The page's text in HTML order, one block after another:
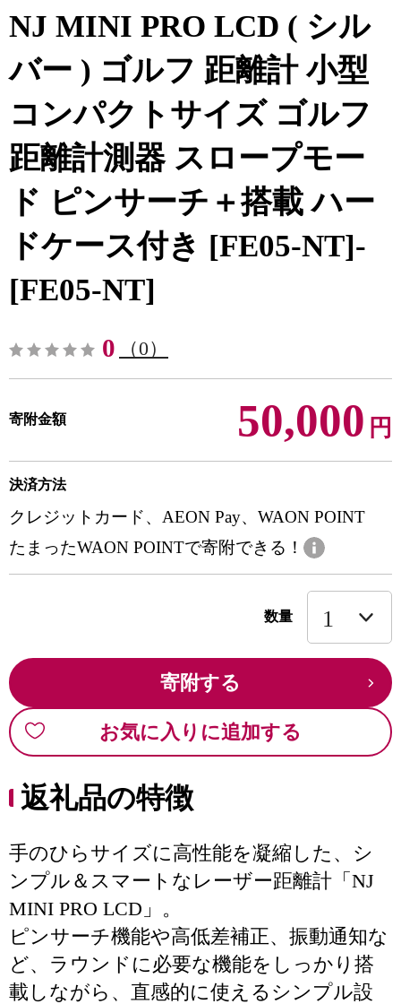
NJ MINI PRO LCD ( シル
バー ) ゴルフ 距離計 小型
コンパクトサイズ ゴルフ
距離計測器 スロープモー
ド ピンサーチ＋搭載 ハー
ドケース付き [FE05-NT]-
[FE05-NT]
0 （0）
寄附金額 50,000 円
決済方法
クレジットカード、AEON Pay、WAON POINT
たまったWAON POINTで寄附できる！
数量
寄附する
お気に入りに追加する
返礼品の特徴
手のひらサイズに高性能を凝縮した、シ
ンプル＆スマートなレーザー距離計「NJ
MINI PRO LCD」。
ピンサーチ機能や高低差補正、振動通知な
ど、ラウンドに必要な機能をしっかり搭
載しながら、直感的に使えるシンプル設